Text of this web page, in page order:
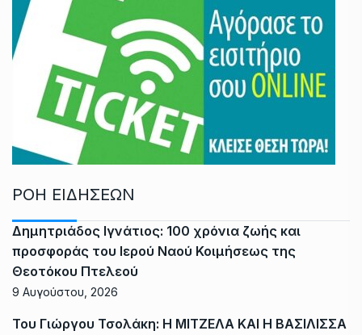
ΡΟΗ ΕΙΔΗΣΕΩΝ
Δημητριάδος Ιγνάτιος: 100 χρόνια ζωής και
προσφοράς του Ιερού Ναού Κοιμήσεως της
Θεοτόκου Πτελεού
9 Αυγούστου, 2026
Του Γιώργου Τσολάκη: Η ΜΙΤΖΕΛΑ ΚΑΙ Η ΒΑΣΙΛΙΣΣΑ